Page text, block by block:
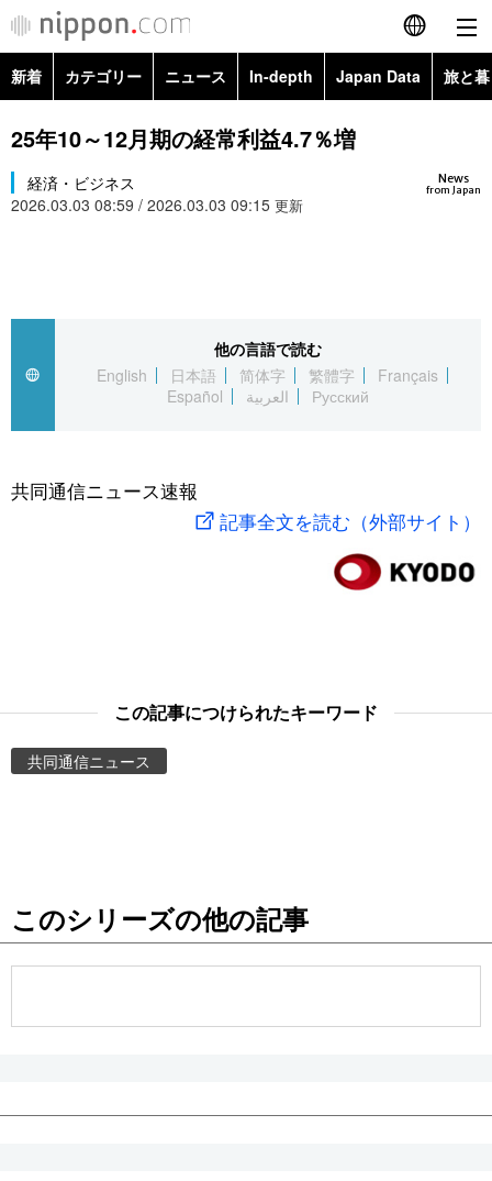
English
简体字
カテゴリー
スポーツ・東京2020
Topics
Images
お知らせ
公式SNS
新着 カテゴリー ニュース In-depth Japan Data 旅と
政治・外交
経済・ビジネス Images
25年10～12月期の経常利益4.7％増
News
from Japan
経済・ビジネス
2026.03.03 08:59 / 2026.03.03 09:15 更新
他の言語で読む
English
日本語 简体字 繁體字
Français
Español
العربية Русский
共同通信ニュース速報
記事全文を読む（外部サイト）
この記事につけられたキーワード
共同通信ニュース
このシリーズの他の記事